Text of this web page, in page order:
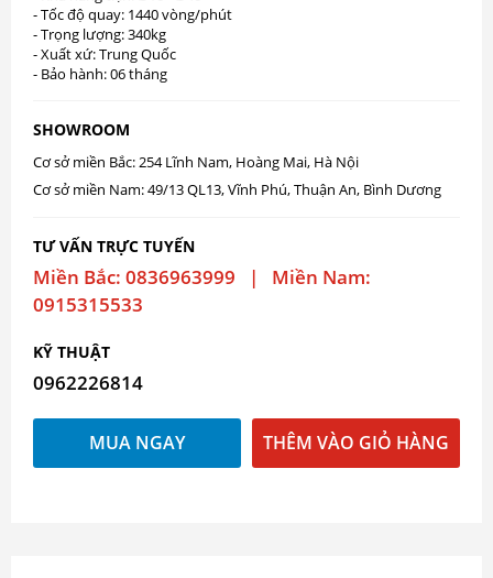
- Tốc độ quay: 1440 vòng/phút
- Trọng lượng: 340kg
- Xuất xứ: Trung Quốc
- Bảo hành: 06 tháng
SHOWROOM
Cơ sở miền Bắc: 254 Lĩnh Nam, Hoàng Mai, Hà Nội
Cơ sở miền Nam: 49/13 QL13, Vĩnh Phú, Thuận An, Bình Dương
TƯ VẤN TRỰC TUYẾN
Miền Bắc: 0836963999 | Miền Nam:
0915315533
KỸ THUẬT
0962226814
MUA NGAY THÊM VÀO GIỎ HÀNG